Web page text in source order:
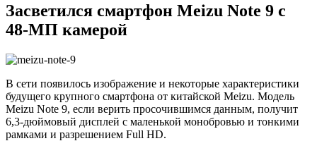
Засветился смартфон Meizu Note 9 с
48-МП камерой
В сети появилось изображение и некоторые характеристики
будущего крупного смартфона от китайской Meizu. Модель
Meizu Note 9, если верить просочившимся данным, получит
6,3-дюймовый дисплей с маленькой монобровью и тонкими
рамками и разрешением Full HD.